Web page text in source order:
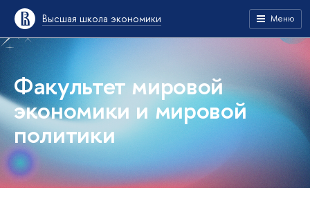
Высшая школа экономики Меню
Факультет мировой
экономики и мировой
политики